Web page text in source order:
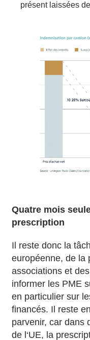
présent laissées
Quatre mois
prescription
Il reste donc la
européenne, de la
associations et
informer les PME
en particulier sur
financés. Il reste
parvenir, car dans
de l‘UE, la